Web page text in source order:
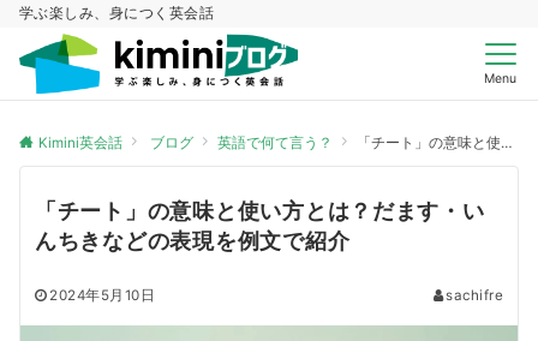
学ぶ楽しみ、身につく英会話
Menu
Kimini英会話 ブログ 英語で何て言う？ 「チート」の意味と使い方とは？だます・いんちきなどの表現を例文で紹介
「チート」の意味と使い方とは？だます・い
んちきなどの表現を例文で紹介
2024年5月10日 sachifre